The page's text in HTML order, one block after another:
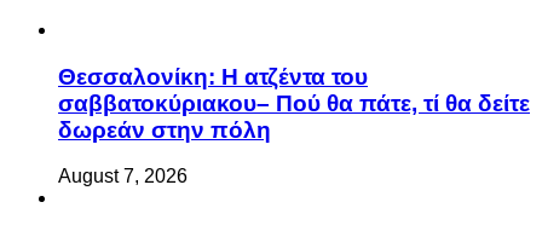
Θεσσαλονίκη: Η ατζέντα του
σαββατοκύριακου– Πού θα πάτε, τί θα δείτε
δωρεάν στην πόλη
August 7, 2026